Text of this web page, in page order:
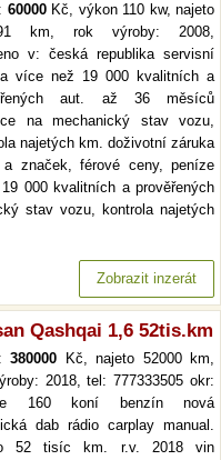
60000Kč, výkon 110 kw, najeto
km, rok výroby: 2008,
v: česká republika servisní
více než 19 000 kvalitních a
aut. až 36 měsíců
na mechanický stav vozu,
najetých km. doživotní záruka
značek, férové ceny, peníze
000 kvalitních a prověřených
stav vozu, kontrola najetých
Zobrazit inzerát
Qashqai 1,6 52tis.km
380000 Kč, najeto 52000 km,
2018, tel: 777333505 okr:
160 koní benzín nová
dab rádio carplay manual.
52 tisíc km. r.v. 2018 vin